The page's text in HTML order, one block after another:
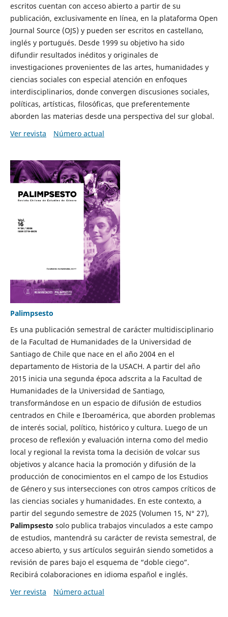
escritos cuentan con acceso abierto a partir de su
publicación, exclusivamente en línea, en la plataforma Open
Journal Source (OJS) y pueden ser escritos en castellano,
inglés y portugués. Desde 1999 su objetivo ha sido
difundir resultados inéditos y originales de
investigaciones provenientes de las artes, humanidades y
ciencias sociales con especial atención en enfoques
interdisciplinarios, donde convergen discusiones sociales,
políticas, artísticas, filosóficas, que preferentemente
aborden las materias desde una perspectiva del sur global.
Ver revista
Número actual
Palimpsesto
Es una publicación semestral de carácter multidisciplinario
de la Facultad de Humanidades de la Universidad de
Santiago de Chile que nace en el año 2004 en el
departamento de Historia de la USACH. A partir del año
2015 inicia una segunda época adscrita a la Facultad de
Humanidades de la Universidad de Santiago,
transformándose en un espacio de difusión de estudios
centrados en Chile e Iberoamérica, que aborden problemas
de interés social, político, histórico y cultura. Luego de un
proceso de reflexión y evaluación interna como del medio
local y regional la revista toma la decisión de volcar sus
objetivos y alcance hacia la promoción y difusión de la
producción de conocimientos en el campo de los Estudios
de Género y sus intersecciones con otros campos críticos de
las ciencias sociales y humanidades. En este contexto, a
partir del segundo semestre de 2025 (Volumen 15, N° 27),
Palimpsesto solo publica trabajos vinculados a este campo
de estudios, mantendrá su carácter de revista semestral, de
acceso abierto, y sus artículos seguirán siendo sometidos a
revisión de pares bajo el esquema de “doble ciego”.
Recibirá colaboraciones en idioma español e inglés.
Ver revista
Número actual